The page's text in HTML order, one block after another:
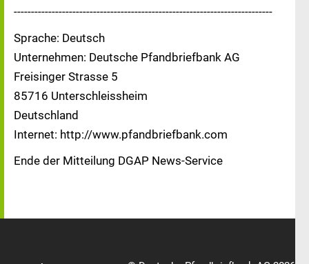
---------------------------------------------------------------------------
Sprache: Deutsch
Unternehmen: Deutsche Pfandbriefbank AG
Freisinger Strasse 5
85716 Unterschleissheim
Deutschland
Internet: http://www.pfandbriefbank.com
Ende der Mitteilung DGAP News-Service